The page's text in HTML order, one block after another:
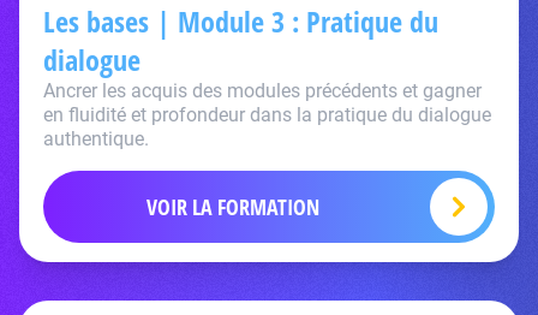
Les bases | Module 3 : Pratique du
dialogue
Ancrer les acquis des modules précédents et gagner
en fluidité et profondeur dans la pratique du dialogue
authentique.
VOIR LA FORMATION